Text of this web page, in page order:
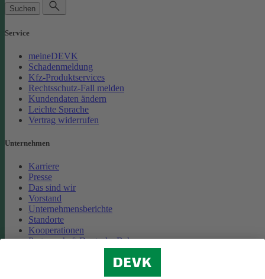
Suchen
Service
meineDEVK
Schadenmeldung
Kfz-Produktservices
Rechtsschutz-Fall melden
Kundendaten ändern
Leichte Sprache
Vertrag widerrufen
Unternehmen
Karriere
Presse
Das sind wir
Vorstand
Unternehmensberichte
Standorte
Kooperationen
Partnerschaft Deutsche Bahn